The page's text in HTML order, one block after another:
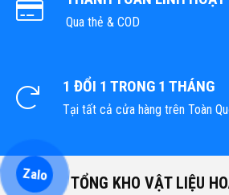
Qua thẻ & COD
1 ĐỔI 1 TRONG 1 THÁNG
Tại tất cả cửa hàng trên Toàn
TỔNG KHO VẬT LIỆU
Zalo